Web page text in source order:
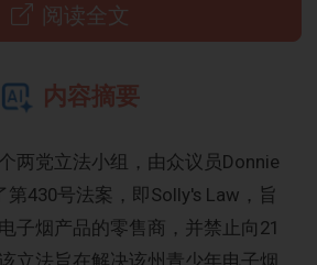
阅读全文
内容摘要
两党立法小组，由众议员Donnie
430号法案，即Solly's Law，旨
子烟产品的零售商，并禁止向21
立法旨在解决该州青少年电子烟